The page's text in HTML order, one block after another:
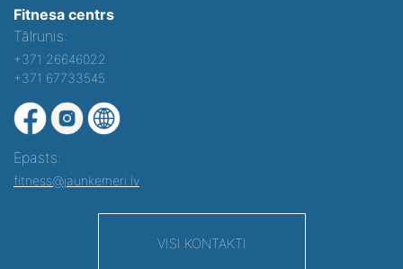
Fitnesa centrs
Tālrunis:
+371 26646022
+371 67733545
Epasts:
fitness@jaunkemeri.lv
VISI KONTAKTI